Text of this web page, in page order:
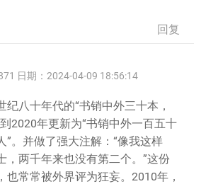
回复
日期：2024-04-09 18:56:14
八十年代的“书销中外三十本，
2020年更新为“书销中外一百五十
”。并做了强大注解：“像我这样
，两千年来也没有第二个。”这份
也常常被外界评为狂妄。2010年，